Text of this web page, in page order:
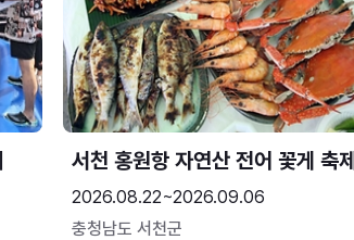
서천 홍원항 자연산 전어 꽃게 축제
2026.08.22~2026.09.06
충청남도 서천군